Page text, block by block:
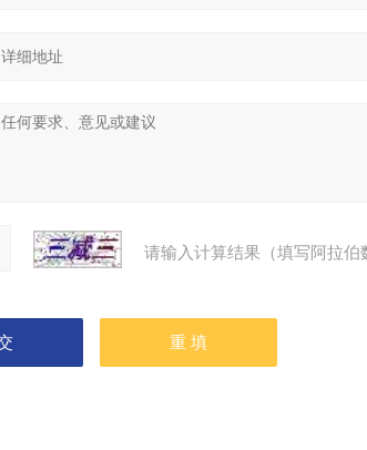
请输入计算结果（填写阿拉